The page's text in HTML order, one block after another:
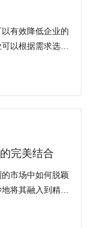
有效降低企业的
以根据需求选择
完美结合
市场中如何脱颖
将其融入到精心